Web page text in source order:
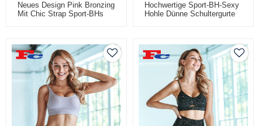
Neues Design Pink Bronzing
Mit Chic Strap Sport-BHs
Hochwertige Sport-BH-Sexy
Hohle Dünne Schultergurte